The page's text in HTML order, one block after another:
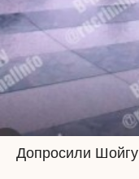
Допросили Шойгу